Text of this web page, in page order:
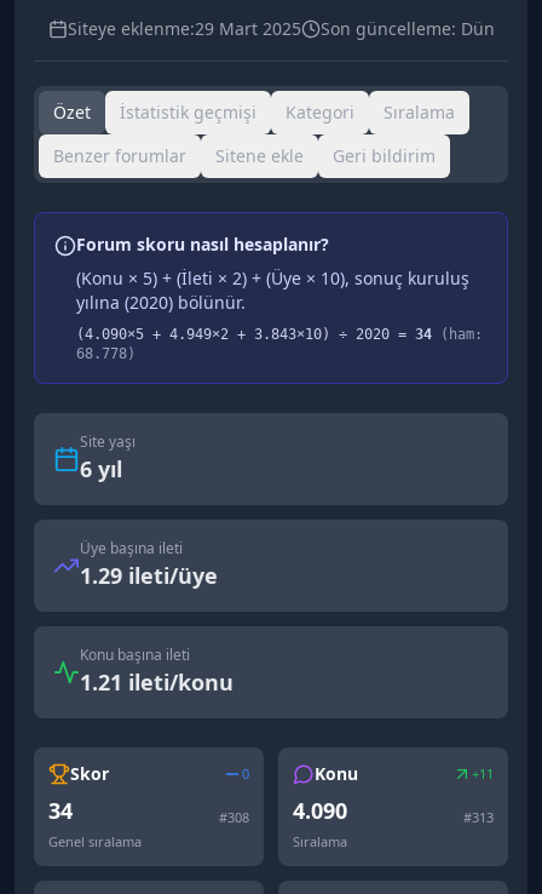
Siteye eklenme:29 Mart 2025 Son güncelleme: Dün
Özet İstatistik geçmişi Kategori
Sıralama
Benzer forumlar
Sitene ekle Geri bildirim
Forum skoru nasıl hesaplanır?
(Konu × 5) + (İleti × 2) + (Üye × 10), sonuç kuruluş
yılına (2020) bölünür.
(4.090×5 + 4.949×2 + 3.843×10) ÷ 2020 = 34 (ham:
68.778)
Site yaşı
6 yıl
Üye başına ileti
1.29 ileti/üye
Konu başına ileti
1.21 ileti/konu
Skor 0
34 #308
Genel sıralama
Konu +11
4.090 #313
Sıralama